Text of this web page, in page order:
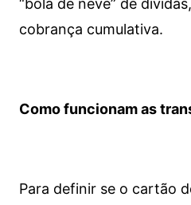
“bola de neve” de
cobrança cumulativa.
Como funcionam as
Para definir se o cartão